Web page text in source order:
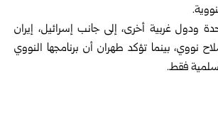
ودول غربية أخرى، إلى جانب إسرائيل، إيران
نووي، بينما تؤكد طهران أن برنامجها النووي
فقط.